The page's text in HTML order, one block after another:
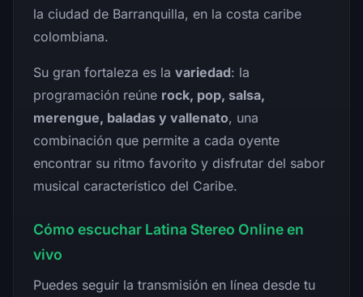
la ciudad de Barranquilla, en la costa caribe
colombiana.
Su gran fortaleza es la variedad: la
programación reúne rock, pop, salsa,
merengue, baladas y vallenato, una
combinación que permite a cada oyente
encontrar su ritmo favorito y disfrutar del sabor
musical característico del Caribe.
Cómo escuchar Latina Stereo Online en
vivo
Puedes seguir la transmisión en línea desde tu